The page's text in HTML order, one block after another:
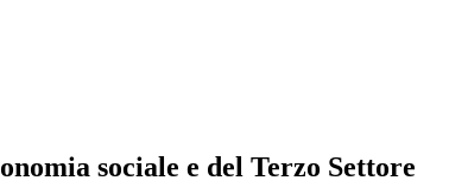
sociale e del Terzo Settore